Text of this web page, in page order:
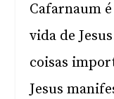
Cafarnaum
vida de
coisas
Jesus